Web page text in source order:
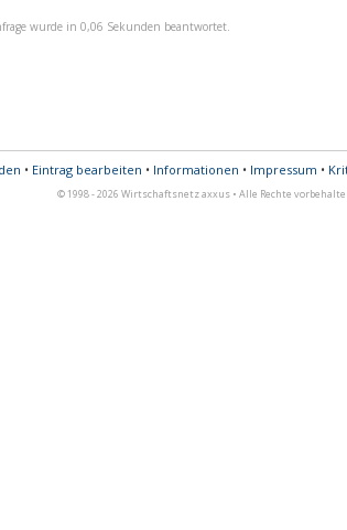
wurde in 0,06 Sekunden beantwortet.
• Eintrag bearbeiten • Informationen • Impressum •
© 1998 - 2026 Wirtschaftsnetz axxus • Alle Rechte